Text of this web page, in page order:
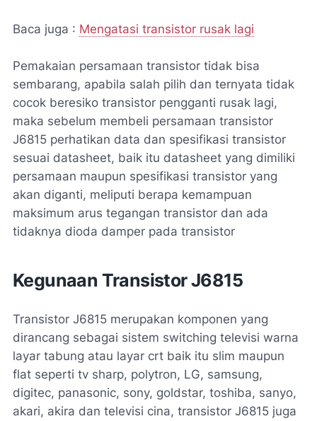
Baca juga : Mengatasi transistor rusak lagi
Pemakaian persamaan transistor tidak bisa
sembarang, apabila salah pilih dan ternyata tidak
cocok beresiko transistor pengganti rusak lagi,
maka sebelum membeli persamaan transistor
J6815 perhatikan data dan spesifikasi transistor
sesuai datasheet, baik itu datasheet yang dimiliki
persamaan maupun spesifikasi transistor yang
akan diganti, meliputi berapa kemampuan
maksimum arus tegangan transistor dan ada
tidaknya dioda damper pada transistor
Kegunaan Transistor J6815
Transistor J6815 merupakan komponen yang
dirancang sebagai sistem switching televisi warna
layar tabung atau layar crt baik itu slim maupun
flat seperti tv sharp, polytron, LG, samsung,
digitec, panasonic, sony, goldstar, toshiba, sanyo,
akari, akira dan televisi cina, transistor J6815 juga